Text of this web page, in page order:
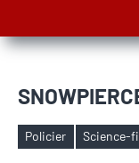
Étiquettes
Policier Science-